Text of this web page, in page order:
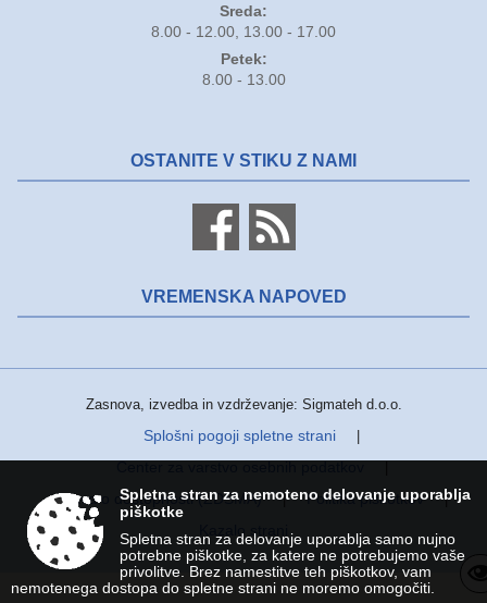
Sreda:
8.00 - 12.00, 13.00 - 17.00
Petek:
8.00 - 13.00
OSTANITE V STIKU Z NAMI
VREMENSKA NAPOVED
Zasnova, izvedba in vzdrževanje: Sigmateh d.o.o.
Splošni pogoji spletne strani |
Izjava o dostopnosti (ZDSMA) | Politika piškotkov |
Kazalo strani
Spletna stran za nemoteno delovanje uporablja
piškotke
Spletna stran za delovanje uporablja samo nujno
potrebne piškotke, za katere ne potrebujemo vaše
privolitve. Brez namestitve teh piškotkov, vam
nemotenega dostopa do spletne strani ne moremo omogočiti.